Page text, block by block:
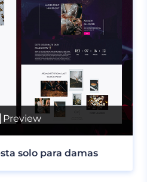
Preview
solo para damas